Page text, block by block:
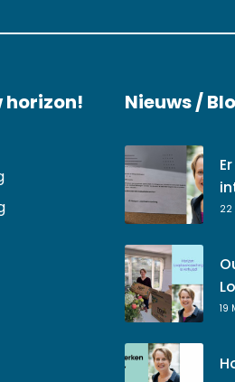
horizon! Nieuws /
22
19